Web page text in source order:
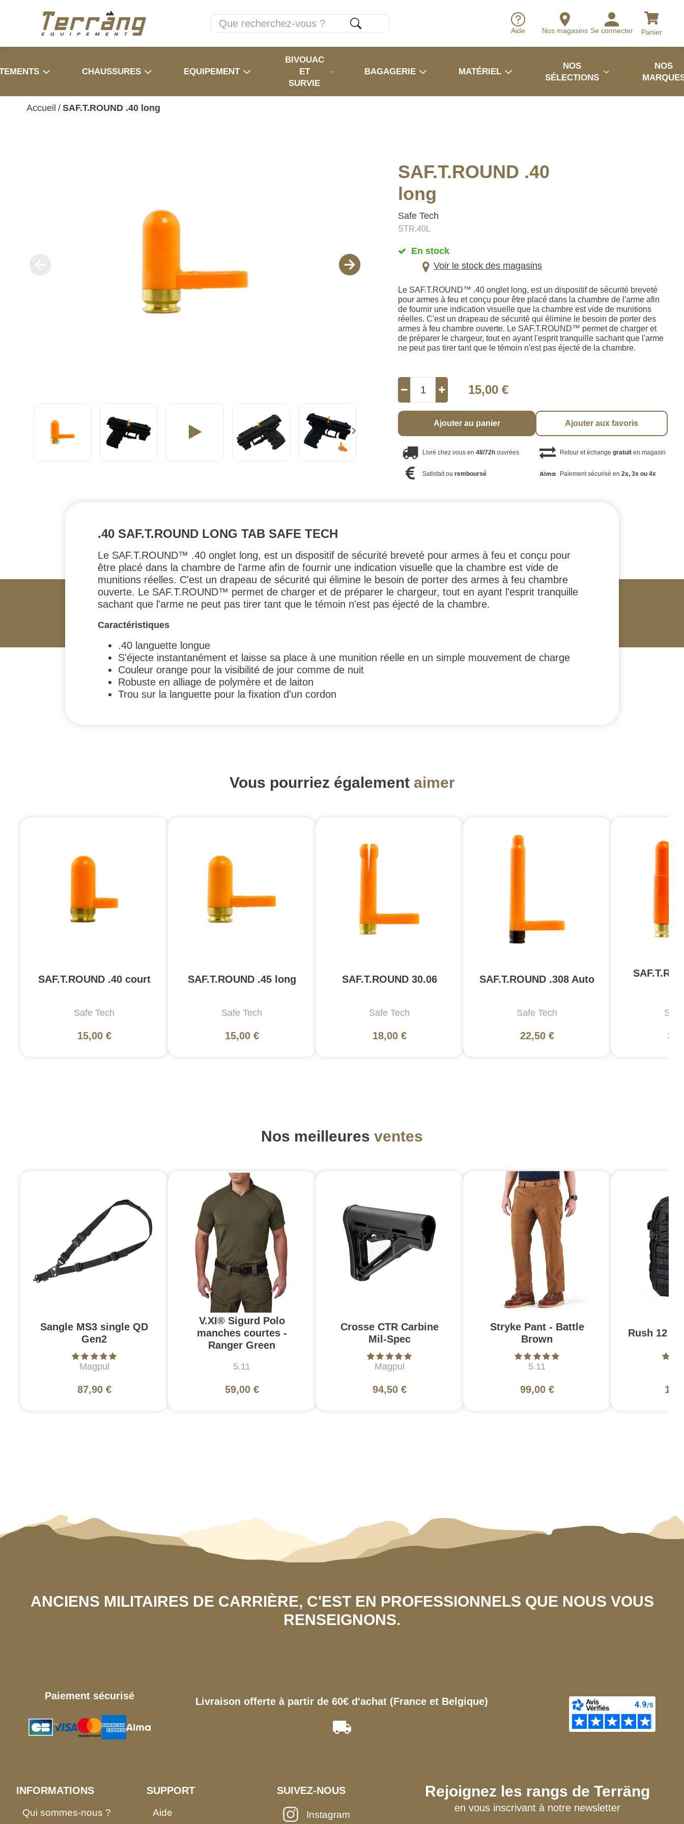
Aide Nos magasins Se connecter Panier
CHAUSSURES EQUIPEMENT
BIVOUAC
ET
SURVIE
BAGAGERIE MATÉRIEL
NOS
SÉLECTIONS
NOS
Accueil / SAF.T.ROUND .40 long
SAF.T.ROUND .40
long
Safe Tech
STR.40L
En stock
Voir le stock des magasins
Le SAF.T.ROUND™ .40 onglet long, est un dispositif de sécurité breveté
pour armes à feu et conçu pour être placé dans la chambre de l'arme afin
de fournir une indication visuelle que la chambre est vide de munitions
réelles. C'est un drapeau de sécurité qui élimine le besoin de porter des
armes à feu chambre ouverte. Le SAF.T.ROUND™ permet de charger et
de préparer le chargeur, tout en ayant l'esprit tranquille sachant que l'arme
ne peut pas tirer tant que le témoin n'est pas éjecté de la chambre.
15,00 €
Ajouter au panier Ajouter aux favoris
Livré chez vous en48/72h ouvrées Retour et échange gratuiten magasin
Satisfait ouremboursé Paiement sécurisé en 2x, 3x ou 4x
.40 SAF.T.ROUND LONG TAB SAFE TECH
Le SAF.T.ROUND™ .40 onglet long, est un dispositif de sécurité breveté pour armes à feu et conçu pour
être placé dans la chambre de l'arme afin de fournir une indication visuelle que la chambre est vide de
munitions réelles. C'est un drapeau de sécurité qui élimine le besoin de porter des armes à feu chambre
ouverte. Le SAF.T.ROUND™ permet de charger et de préparer le chargeur, tout en ayant l'esprit tranquille
sachant que l'arme ne peut pas tirer tant que le témoin n'est pas éjecté de la chambre.
Caractéristiques
.40 languette longue
S'éjecte instantanément et laisse sa place à une munition réelle en un simple mouvement de charge
Couleur orange pour la visibilité de jour comme de nuit
Robuste en alliage de polymère et de laiton
Trou sur la languette pour la fixation d'un cordon
Vous pourriez également aimer
SAF.T.ROUND .40 court
Safe Tech
15,00 €
SAF.T.ROUND .45 long
Safe Tech
15,00 €
SAF.T.ROUND 30.06
Safe Tech
18,00 €
SAF.T.ROUND .308 Auto
Safe Tech
22,50 €
Nos meilleures ventes
Sangle MS3 single QD
Gen2
Magpul
87,90 €
V.XI® Sigurd Polo
manches courtes -
Ranger Green
5.11
59,00 €
Crosse CTR Carbine
Mil-Spec
Magpul
94,50 €
Stryke Pant - Battle
Brown
5.11
99,00 €
Rush 12
ANCIENS MILITAIRES DE CARRIÈRE, C'EST EN PROFESSIONNELS QUE NOUS VOUS
RENSEIGNONS.
Paiement sécurisé Livraison offerte à partir de 60€ d'achat (France et Belgique)
INFORMATIONS
Qui sommes-nous ?
SUPPORT
Aide
SUIVEZ-NOUS
Instagram
Rejoignez les rangs de Terräng
en vous inscrivant à notre newsletter